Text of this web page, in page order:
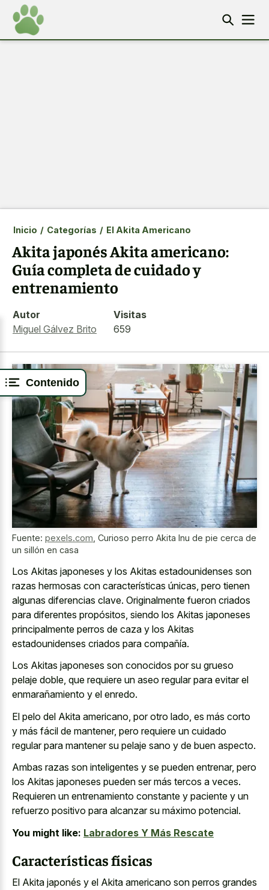
Contenido
Inicio / Categorías / El Akita Americano
Akita japonés Akita americano:
Guía completa de cuidado y
entrenamiento
Autor
Miguel Gálvez Brito
Visitas
659
Fuente: pexels.com Curioso perro Akita Inu de pie cerca de
un sillón en casa
Los Akitas japoneses y los Akitas estadounidenses son
razas hermosas con características únicas, pero tienen
algunas diferencias clave. Originalmente fueron criados
para diferentes propósitos, siendo los Akitas japoneses
principalmente perros de caza y los Akitas
estadounidenses criados para compañía.
Los Akitas japoneses son conocidos por su grueso
pelaje doble, que requiere un aseo regular para evitar el
enmarañamiento y el enredo.
El pelo del Akita americano, por otro lado, es más corto
y más fácil de mantener, pero requiere un cuidado
regular para mantener su pelaje sano y de buen aspecto.
Ambas razas son inteligentes y se pueden entrenar, pero
los Akitas japoneses pueden ser más tercos a veces.
Requieren un entrenamiento constante y paciente y un
refuerzo positivo para alcanzar su máximo potencial.
You might like: Labradores Y Más Rescate
Características físicas
El Akita japonés y el Akita americano son perros grandes